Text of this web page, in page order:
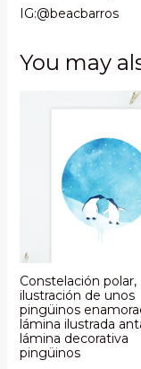
IG:@beacbarros
You may
Constelación polar,
ilustración de unos
pingüinos
lámina ilustrada
lámina decorativa
pingüinos